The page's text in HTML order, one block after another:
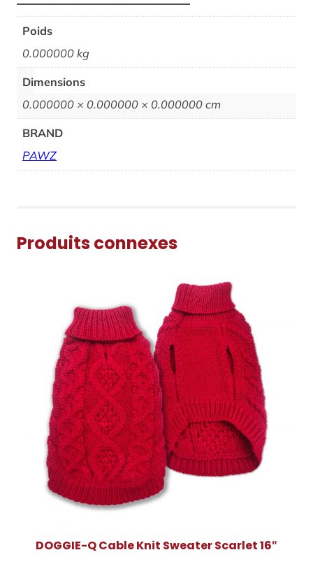
Poids
0.000000 kg
Dimensions
0.000000 × 0.000000 × 0.000000 cm
BRAND
PAWZ
Produits connexes
DOGGIE-Q Cable Knit Sweater Scarlet 16″